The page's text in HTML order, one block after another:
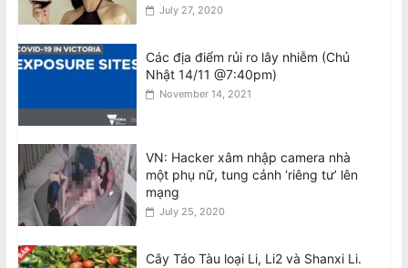
August 10, 2026
Tô Lâm dự Diễn đàn Tech Connect tại
Sydney, đối mặt các cuộc biểu tình
khắp Úc
Tổng Bí thư kiêm Chủ tịch nước Tô
Lâm đến Sydney tối 9/8, bắt đầu
chuyến thăm Úc
August 10, 2026
July 27, 2020
Các địa điểm rủi ro lây nhiễm (Chủ
Nhật 14/11 @7:40pm)
November 14, 2021
VN: Hacker xâm nhập camera nhà
một phụ nữ, tung cảnh ‘riêng tư’ lên
mạng
July 25, 2020
Cây Táo Tàu loại Li, Li2 và Shanxi Li.